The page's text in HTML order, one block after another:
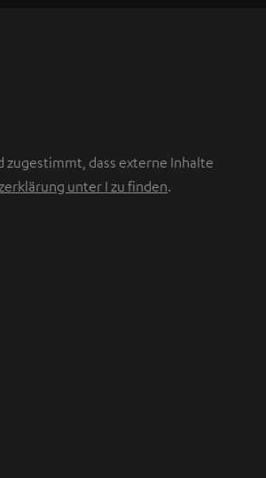
zugestimmt, dass externe Inhalte
unter I zu finden.